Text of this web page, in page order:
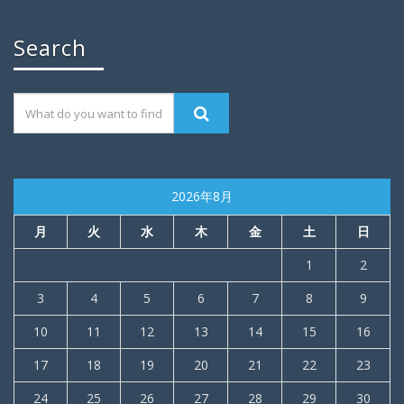
Search
2026年8月
月 火 水 木 金 土
日
1
2
3
4 5 6 7 8
9
10
11 12 13 14 15
16
17
18 19 20 21 22
23
24
25 26 27 28 29 30